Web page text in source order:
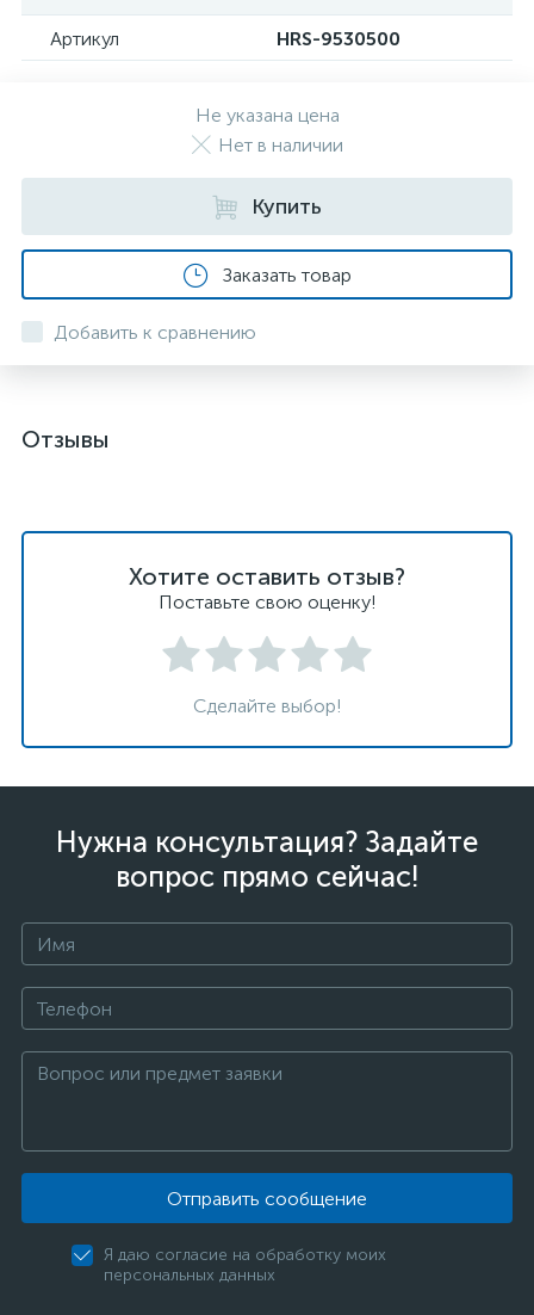
Артикул HRS-9530500
Не указана цена
Нет в наличии
Купить
Заказать товар
Добавить к сравнению
Отзывы
Хотите оставить отзыв?
Поставьте свою оценку!
Сделайте выбор!
Нужна консультация? Задайте
вопрос прямо сейчас!
Отправить сообщение
Я даю согласие на обработку моих
персональных данных